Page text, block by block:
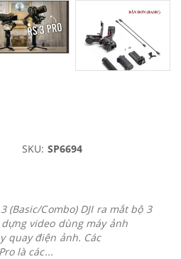
SKU: SP6694
(Basic/Combo) DJI ra mắt bộ 3
video dùng máy ảnh
quay điện ảnh. Các
là các...